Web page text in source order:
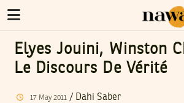
Elyes Jouini, Winston
Le Discours De Vérité
17 May 2011/ Dahi Saber